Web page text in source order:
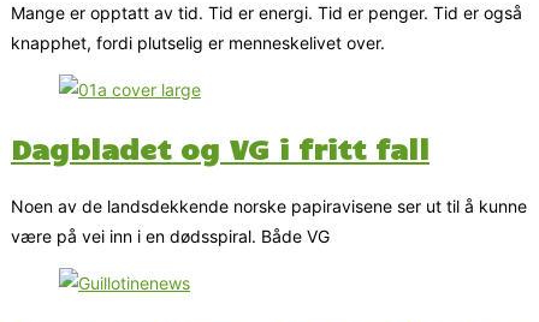
Mange er opptatt av tid. Tid er energi. Tid er penger. Tid er også
knapphet, fordi plutselig er menneskelivet over.
Dagbladet og VG i fritt fall
Noen av de landsdekkende norske papiravisene ser ut til å kunne
være på vei inn i en dødsspiral. Både VG